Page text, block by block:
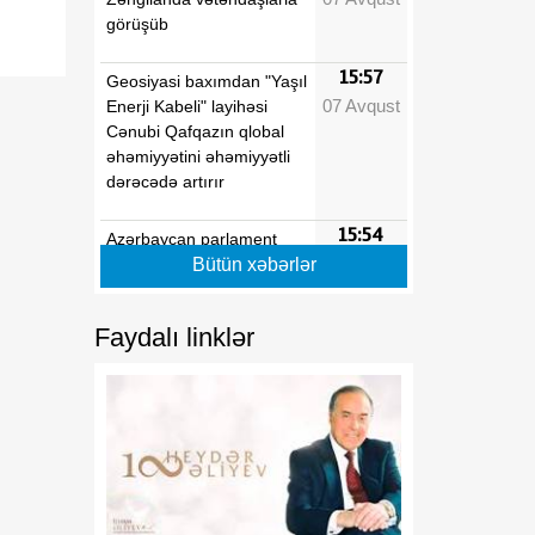
görüşüb
Geosiyasi baxımdan "Yaşıl
Enerji Kabeli" layihəsi
Cənubi Qafqazın qlobal
əhəmiyyətini əhəmiyyətli
dərəcədə artırır
15:57
07 Avqust
Azərbaycan parlament
diplomatiyası beynəlxalq
əməkdaşlığın
15:54
Regionun siyasi tarixində
07 Avqust
Tarixi zəfərdən mütləq
sülhə
15:24
07 Avqust
Bütün xəbərlər
Faydalı linklər